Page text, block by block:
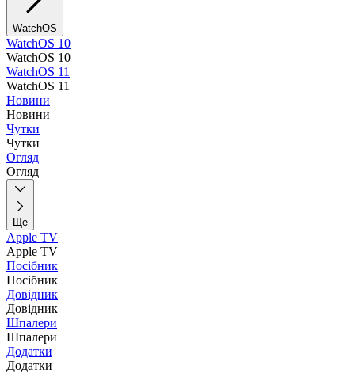
WatchOS
WatchOS 10
WatchOS 10
WatchOS 11
WatchOS 11
Новини
Новини
Чутки
Чутки
Огляд
Огляд
Ще
Apple TV
Apple TV
Посібник
Посібник
Довідник
Довідник
Шпалери
Шпалери
Додатки
Додатки